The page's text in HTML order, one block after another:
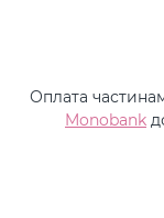
Оплата
Monobank